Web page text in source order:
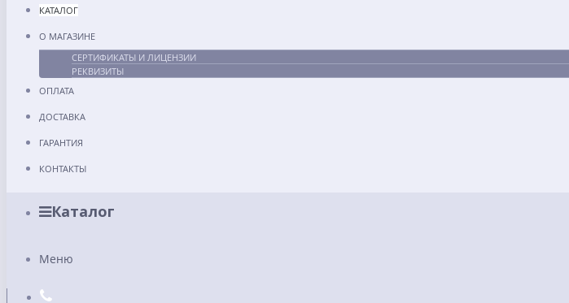
КАТАЛОГ
О МАГАЗИНЕ
СЕРТИФИКАТЫ И ЛИЦЕНЗИИ
РЕКВИЗИТЫ
ОПЛАТА
ДОСТАВКА
ГАРАНТИЯ
КОНТАКТЫ
Каталог
Меню